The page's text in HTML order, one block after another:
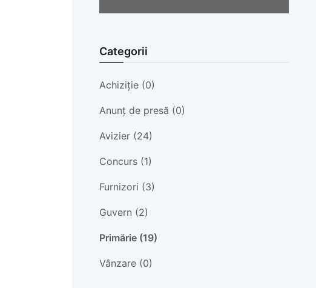
Categorii
Achiziție (0)
Anunț de presă (0)
Avizier (24)
Concurs (1)
Furnizori (3)
Guvern (2)
Primărie (19)
Vânzare (0)